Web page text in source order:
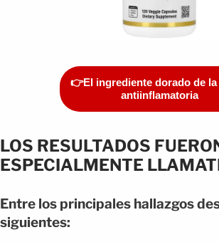
👉El ingrediente dorado de
antiinflamatoria
LOS RESULTADOS
ESPECIALMENTE
Entre los principales hallazgos
siguientes: